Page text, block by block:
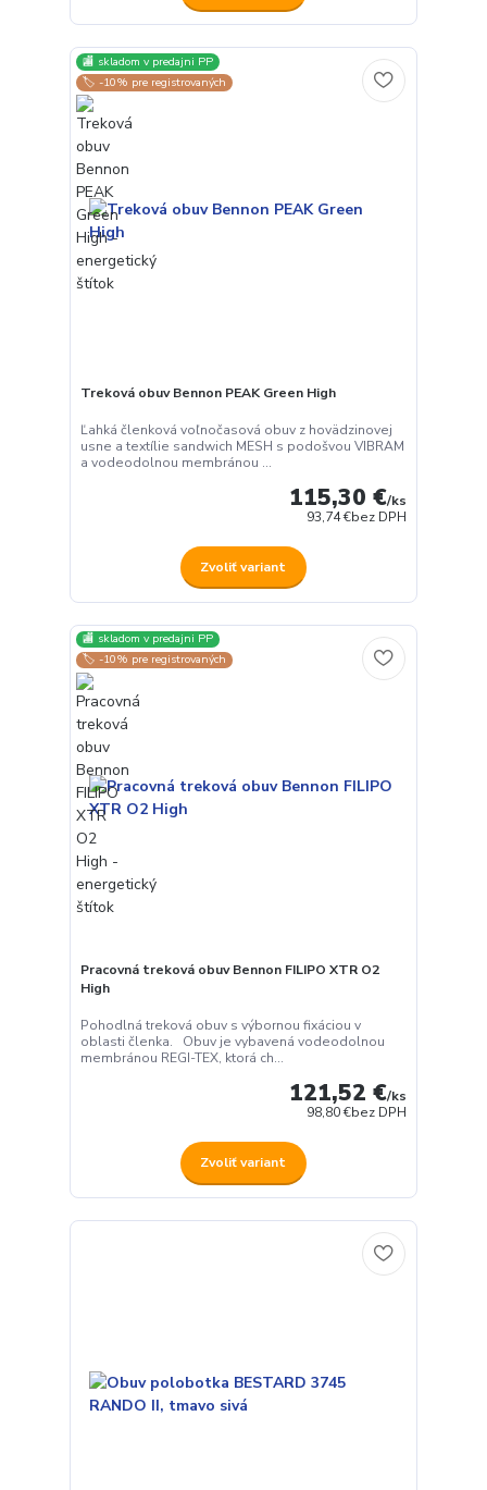
🏬 skladom v predajni PP
🏷️ -10% pre registrovaných
Treková obuv Bennon PEAK Green High
Ľahká členková voľnočasová obuv z hovädzinovej
usne a textílie sandwich MESH s podošvou VIBRAM
a vodeodolnou membránou ...
115,30 €/ks
93,74 €bez DPH
Zvoliť variant
🏬 skladom v predajni PP
🏷️ -10% pre registrovaných
Pracovná treková obuv Bennon FILIPO XTR O2
High
Pohodlná treková obuv s výbornou fixáciou v
oblasti členka. Obuv je vybavená vodeodolnou
membránou REGI-TEX, ktorá ch...
121,52 €/ks
98,80 €bez DPH
Zvoliť variant